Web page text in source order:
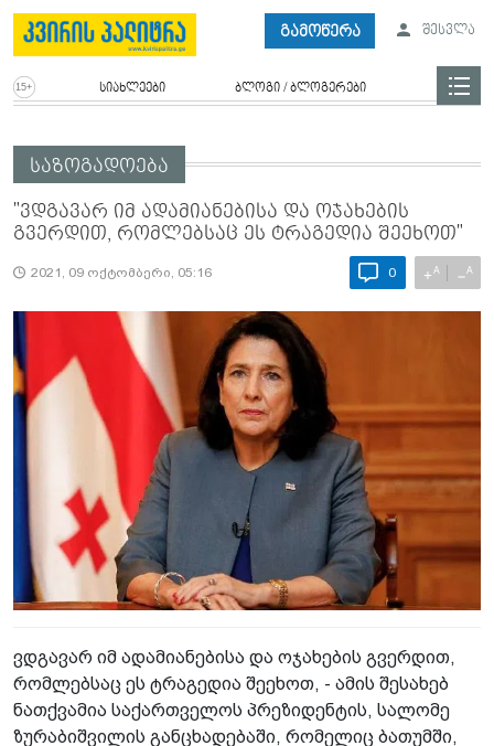
გამოწერა შესვლა
სიახლეები ბლოგი / ბლოგერები
საზოგადოება
"ვდგავარ იმ ადამიანებისა და ოჯახების
გვერდით, რომლებსაც ეს ტრაგედია შეეხოთ"
2021, 09 ოქტომბერი, 05:16 0 +A −A
ვდგავარ იმ ადამიანებისა და ოჯახების გვერდით,
რომლებსაც ეს ტრაგედია შეეხოთ, - ამის შესახებ
ნათქვამია საქართველოს პრეზიდენტის, სალომე
ზურაბიშვილის განცხადებაში, რომელიც ბათუმში,